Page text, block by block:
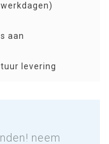
aan
levering
neem